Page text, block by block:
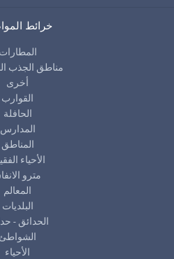
خرائط
المطارات
مناطق الجذب
أخرى
القوارب
الحافلة
المدارس
المناطق
الأحياء
مترو
المعالم
البلديات
الحدائق -
الشواطئ
الأحياء